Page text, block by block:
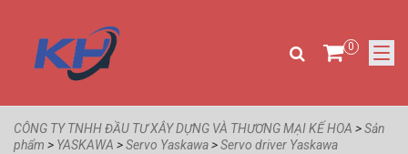
0
CÔNG TY TNHH ĐẦU TƯ XÂY DỰNG VÀ THƯƠNG MẠI KẾ HOA >Sản
phẩm > YASKAWA >Servo Yaskawa>Servo driver Yaskawa